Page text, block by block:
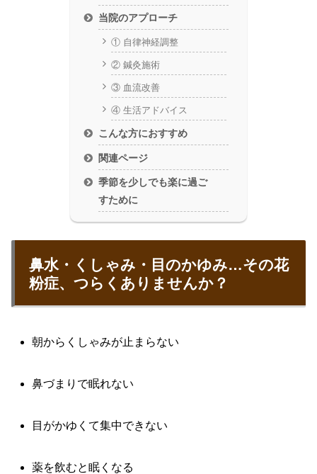
当院のアプローチ
① 自律神経調整
② 鍼灸施術
③ 血流改善
④ 生活アドバイス
こんな方におすすめ
関連ページ
季節を少しでも楽に過ご
すために
鼻水・くしゃみ・目のかゆみ…その花
粉症、つらくありませんか？
朝からくしゃみが止まらない
鼻づまりで眠れない
目がかゆくて集中できない
薬を飲むと眠くなる